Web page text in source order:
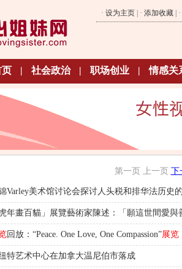
· 设为主页 | · 添加收藏 | ·
页 | 社会政治 | 职场创业 | 情感关
第一页 上一页 下
Varley美术馆讨论会探讨人头税和排华法历史
虎年畫百貓」展覽藝術家陳述：「願這世間愛
回放：“Peace. One Love, One Compassion”展览
特艺术中心在加拿大温尼伯市落成